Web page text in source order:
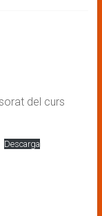
del curs
Descarga